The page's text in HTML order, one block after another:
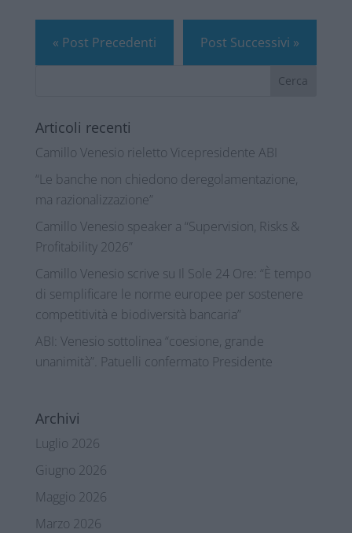
« Post Precedenti Post Successivi »
Articoli recenti
Camillo Venesio rieletto Vicepresidente ABI
“Le banche non chiedono deregolamentazione,
ma razionalizzazione”
Camillo Venesio speaker a “Supervision, Risks &
Profitability 2026”
Camillo Venesio scrive su Il Sole 24 Ore: “È tempo
di semplificare le norme europee per sostenere
competitività e biodiversità bancaria”
ABI: Venesio sottolinea “coesione, grande
unanimità”. Patuelli confermato Presidente
Archivi
Luglio 2026
Giugno 2026
Maggio 2026
Marzo 2026